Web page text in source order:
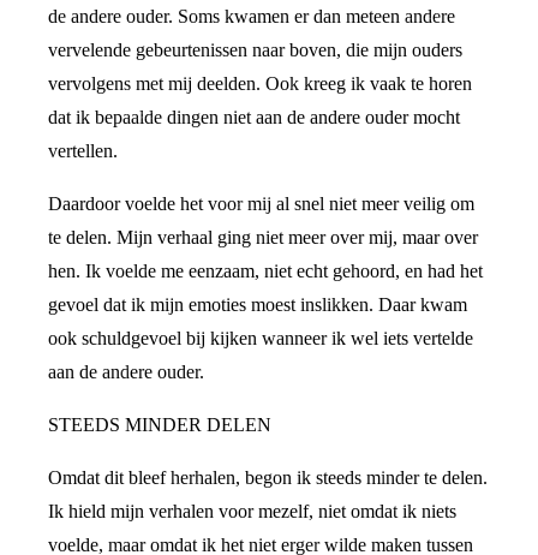
de andere ouder. Soms kwamen er dan meteen andere
vervelende gebeurtenissen naar boven, die mijn ouders
vervolgens met mij deelden. Ook kreeg ik vaak te horen
dat ik bepaalde dingen niet aan de andere ouder mocht
vertellen.
Daardoor voelde het voor mij al snel niet meer veilig om
te delen. Mijn verhaal ging niet meer over mij, maar over
hen. Ik voelde me eenzaam, niet echt gehoord, en had het
gevoel dat ik mijn emoties moest inslikken. Daar kwam
ook schuldgevoel bij kijken wanneer ik wel iets vertelde
aan de andere ouder.
STEEDS MINDER DELEN
Omdat dit bleef herhalen, begon ik steeds minder te delen.
Ik hield mijn verhalen voor mezelf, niet omdat ik niets
voelde, maar omdat ik het niet erger wilde maken tussen